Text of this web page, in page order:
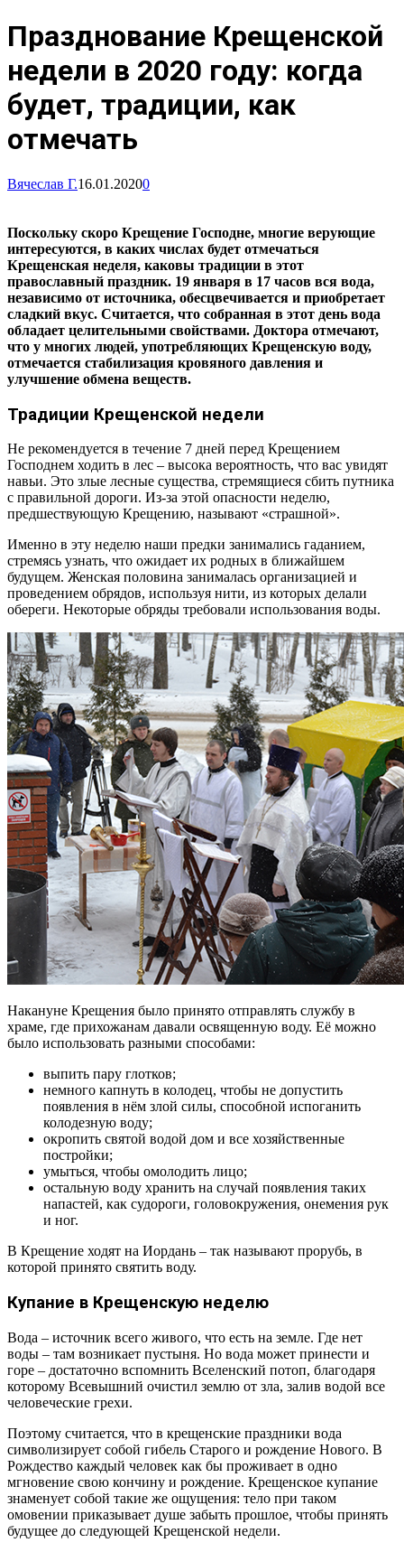
Празднование Крещенской
недели в 2020 году: когда
будет, традиции, как
отмечать
Вячеслав Г.16.01.20200
Поскольку скоро Крещение Господне, многие верующие
интересуются, в каких числах будет отмечаться
Крещенская неделя, каковы традиции в этот
православный праздник. 19 января в 17 часов вся вода,
независимо от источника, обесцвечивается и приобретает
сладкий вкус. Считается, что собранная в этот день вода
обладает целительными свойствами. Доктора отмечают,
что у многих людей, употребляющих Крещенскую воду,
отмечается стабилизация кровяного давления и
улучшение обмена веществ.
Традиции Крещенской недели
Не рекомендуется в течение 7 дней перед Крещением
Господнем ходить в лес – высока вероятность, что вас увидят
навьи. Это злые лесные существа, стремящиеся сбить путника
с правильной дороги. Из-за этой опасности неделю,
предшествующую Крещению, называют «страшной».
Именно в эту неделю наши предки занимались гаданием,
стремясь узнать, что ожидает их родных в ближайшем
будущем. Женская половина занималась организацией и
проведением обрядов, используя нити, из которых делали
обереги. Некоторые обряды требовали использования воды.
Накануне Крещения было принято отправлять службу в
храме, где прихожанам давали освященную воду. Её можно
было использовать разными способами:
выпить пару глотков;
немного капнуть в колодец, чтобы не допустить
появления в нём злой силы, способной испоганить
колодезную воду;
окропить святой водой дом и все хозяйственные
постройки;
умыться, чтобы омолодить лицо;
остальную воду хранить на случай появления таких
напастей, как судороги, головокружения, онемения рук
и ног.
В Крещение ходят на Иордань – так называют прорубь, в
которой принято святить воду.
Купание в Крещенскую неделю
Вода – источник всего живого, что есть на земле. Где нет
воды – там возникает пустыня. Но вода может принести и
горе – достаточно вспомнить Вселенский потоп, благодаря
которому Всевышний очистил землю от зла, залив водой все
человеческие грехи.
Поэтому считается, что в крещенские праздники вода
символизирует собой гибель Старого и рождение Нового. В
Рождество каждый человек как бы проживает в одно
мгновение свою кончину и рождение. Крещенское купание
знаменует собой такие же ощущения: тело при таком
омовении приказывает душе забыть прошлое, чтобы принять
будущее до следующей Крещенской недели.